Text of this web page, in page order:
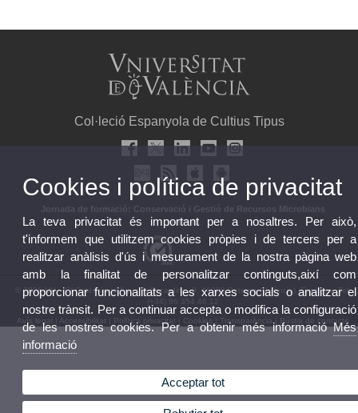
Col·leció Espanyola de Cultius Tipus
Jornada de formació: Conservació i Gestió de Recursos Microbians
yeast-id
© 2026 UV. - C/ Catedrático Agustín Escardino, 9. 46980 Paterna (València). Espanya. Tel:
(+34) 96 354 46 12
Avís legal Accessibilitat Política privacitat Cookies Transparència Bústia de contacte
Cookies i política de privacitat
La teva privacitat és important per a nosaltres. Per això,
t'informem que utilitzem cookies pròpies i de tercers per a
realitzar anàlisis d'ús i mesurament de la nostra pàgina web
amb la finalitat de personalitzar continguts,així com
proporcionar funcionalitats a les xarxes socials o analitzar el
nostre trànsit. Per a continuar accepta o modifica la configuració
de les nostres cookies. Per a obtenir més informacióMés
informació
Acceptar tot